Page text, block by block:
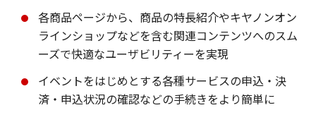
各商品ページから、商品の特長紹介やキヤノンオン
ラインショップなどを含む関連コンテンツへのスム
ーズで快適なユーザビリティーを実現
イベントをはじめとする各種サービスの申込・決
済・申込状況の確認などの手続きをより簡単に